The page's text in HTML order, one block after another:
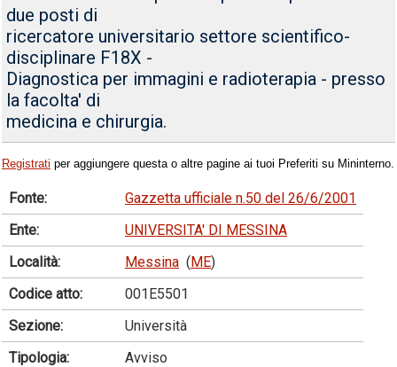
due posti di
ricercatore universitario settore scientifico-
disciplinare F18X -
Diagnostica per immagini e radioterapia - presso
la facolta' di
medicina e chirurgia.
Registrati per aggiungere questa o altre pagine ai tuoi Preferiti su Mininterno.
Fonte:
Gazzetta ufficiale n.50 del 26/6/2001
Ente:
UNIVERSITA' DI MESSINA
Località:
Messina (ME)
Codice atto:
001E5501
Sezione:
Università
Tipologia:
Avviso